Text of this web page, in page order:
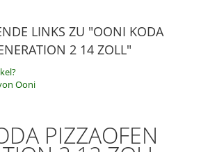
LINKS ZU "OONI KODA
2 14 ZOLL"
Ooni
PIZZAOFEN